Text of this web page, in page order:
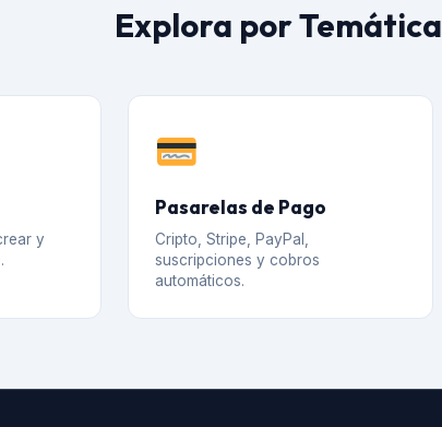
Explora por Temática
y
Pasarelas de Pago
Cripto, Stripe, PayPal,
suscripciones y cobros
automáticos.